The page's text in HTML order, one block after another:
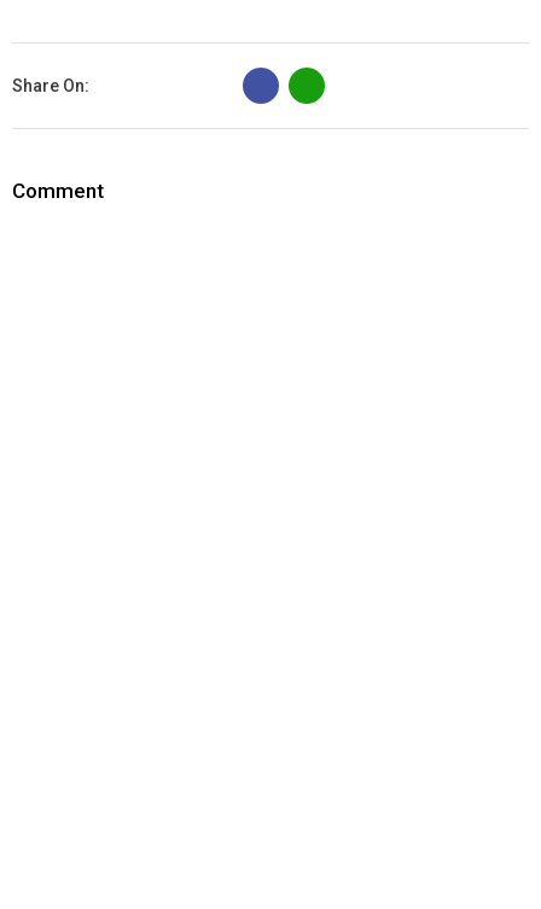
Share On:
B
Comment